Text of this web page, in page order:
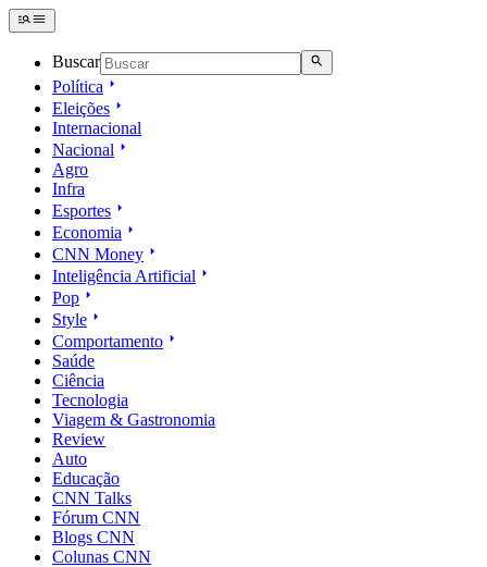
Buscar
Política
Eleições
Internacional
Nacional
Agro
Infra
Esportes
Economia
CNN Money
Inteligência Artificial
Pop
Style
Comportamento
Saúde
Ciência
Tecnologia
Viagem & Gastronomia
Review
Auto
Educação
CNN Talks
Fórum CNN
Blogs CNN
Colunas CNN